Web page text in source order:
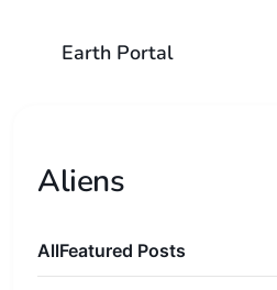
Earth Portal
Aliens
AllFeatured Posts